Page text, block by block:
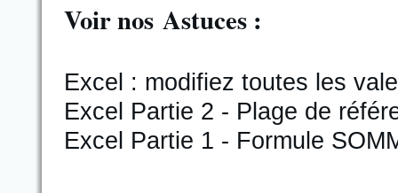
Voir nos Astuces :
Excel : modifiez toutes les
Excel Partie 2 - Plage de
Excel Partie 1 - Formule